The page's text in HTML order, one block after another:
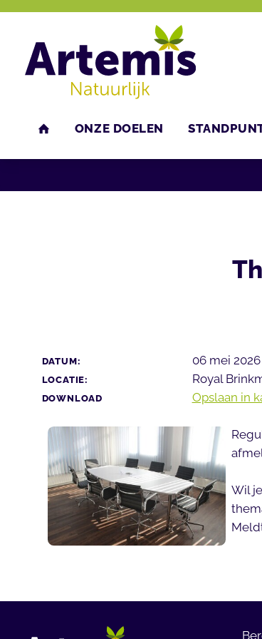
ONZE DOELEN
U bent hier: Home Agenda Bijeenkomsten
DATUM: 06 mei 2026
LOCATIE: Royal
DOWNLOAD Opslaan in
Wil